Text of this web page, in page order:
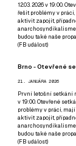
12.03. 2026 v 19:00.
řešit problémy v
aktivit zapojit,
budou také naše
(FB událost)
Brno - Otevřené
21. JANUÁRA 2026
První letošní setkání
v 19:00. Otevřené
problémy v práci,
aktivit zapojit,
budou také naše
(FB událost)